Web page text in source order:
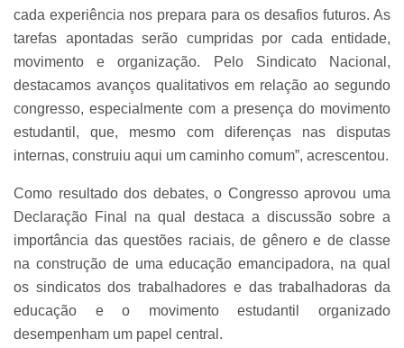
cada experiência nos prepara para os desafios futuros. As
tarefas apontadas serão cumpridas por cada entidade,
movimento e organização. Pelo Sindicato Nacional,
destacamos avanços qualitativos em relação ao segundo
congresso, especialmente com a presença do movimento
estudantil, que, mesmo com diferenças nas disputas
internas, construiu aqui um caminho comum”, acrescentou.
Como resultado dos debates, o Congresso aprovou uma
Declaração Final na qual destaca a discussão sobre a
importância das questões raciais, de gênero e de classe
na construção de uma educação emancipadora, na qual
os sindicatos dos trabalhadores e das trabalhadoras da
educação e o movimento estudantil organizado
desempenham um papel central.